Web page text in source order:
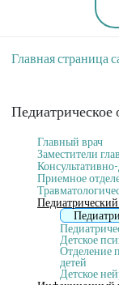
Главная страница
Педиатрическое
Главный врач
Заместители
Приемное
Детское
Отделение
детей
Детское